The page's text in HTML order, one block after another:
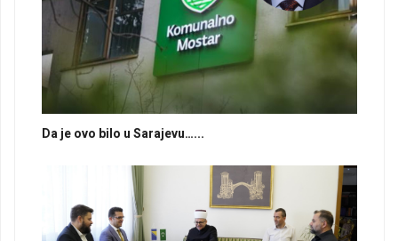
Da je ovo bilo u Sarajevu…...